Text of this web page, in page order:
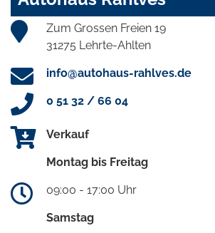
Zum Grossen Freien 19
31275 Lehrte-Ahlten
info@autohaus-rahlves.de
0 51 32 / 66 04
Verkauf
Montag bis Freitag
09:00 - 17:00 Uhr
Samstag